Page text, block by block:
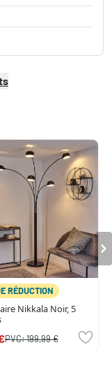
RÉDUCTION
Nikkala Noir, 5
PVC:199,99 €